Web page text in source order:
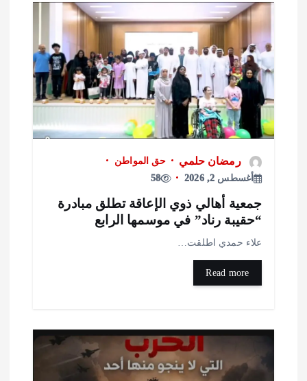
رمضان حلمي
حق المواطن
أغسطس 2, 2026
58
أهالي ذوي الإعاقة تطلق مبادرة
رناد” في موسمها الرابع
حمدي اطلقت…